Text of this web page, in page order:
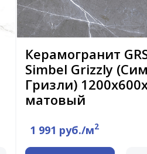
Керамогранит
Simbel Grizzly
Гризли)
матовый
1 991 руб./м2